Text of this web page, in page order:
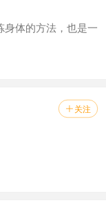
体的方法，也是一
 关注